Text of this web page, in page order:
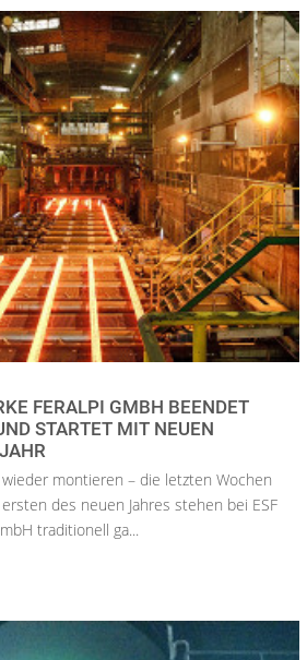
FERALPI GMBH BEENDET
STARTET MIT NEUEN I
montieren – die letzten Wochen
des neuen Jahres stehen bei ESF
traditionell ga...